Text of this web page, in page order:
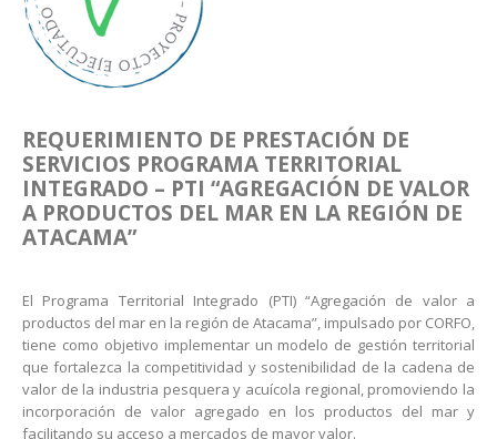
REQUERIMIENTO DE PRESTACIÓN DE
SERVICIOS PROGRAMA TERRITORIAL
INTEGRADO – PTI “AGREGACIÓN DE VALOR
A PRODUCTOS DEL MAR EN LA REGIÓN DE
ATACAMA”
El Programa Territorial Integrado (PTI) “Agregación de valor a
productos del mar en la región de Atacama”, impulsado por CORFO,
tiene como objetivo implementar un modelo de gestión territorial
que fortalezca la competitividad y sostenibilidad de la cadena de
valor de la industria pesquera y acuícola regional, promoviendo la
incorporación de valor agregado en los productos del mar y
facilitando su acceso a mercados de mayor valor.